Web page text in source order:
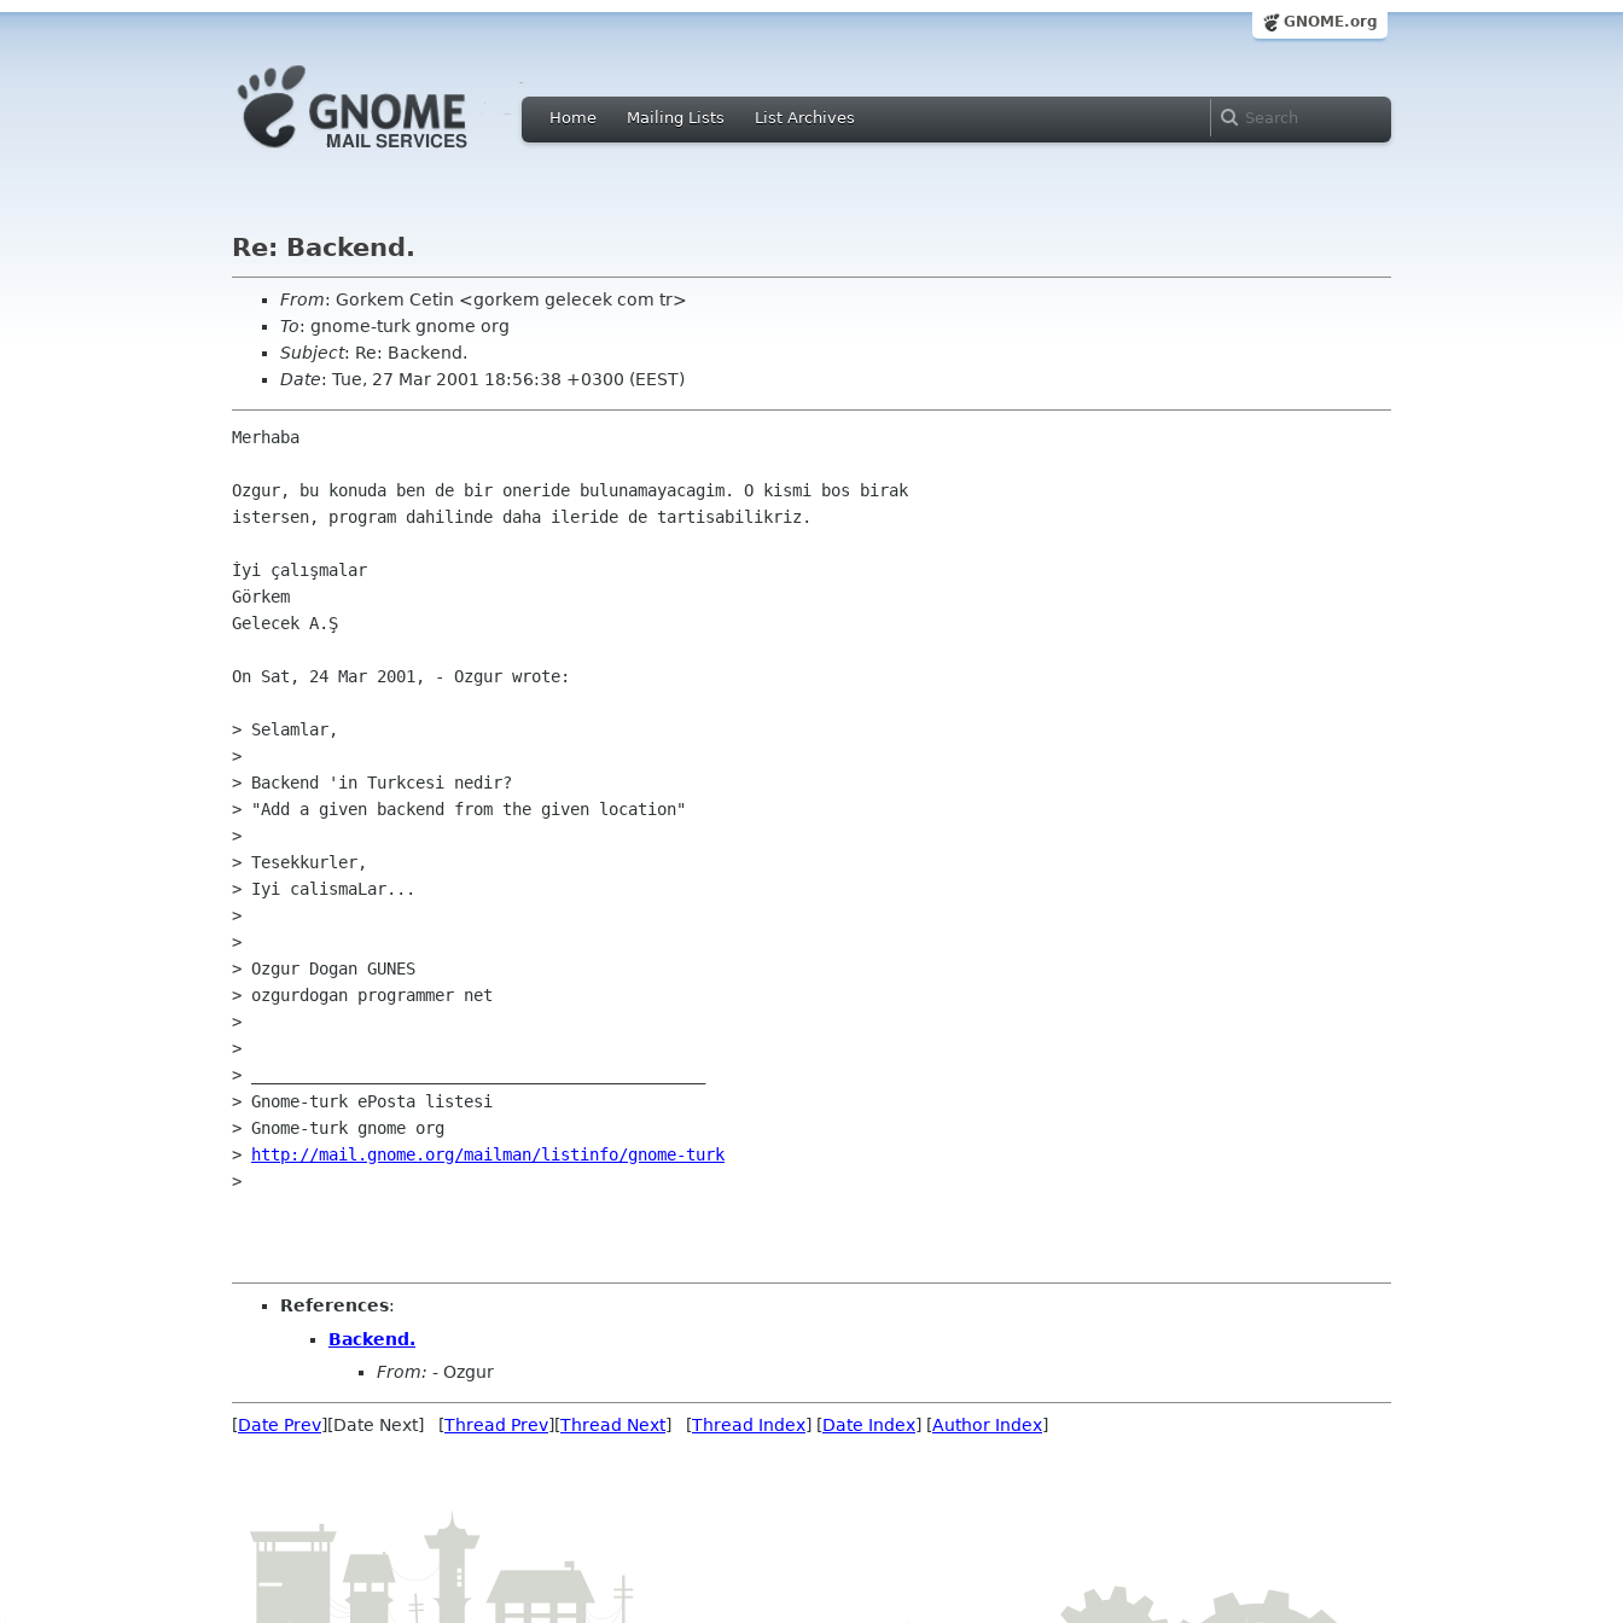
GNOME.org
Home Mailing Lists List Archives
Re: Backend.
From: Gorkem Cetin <gorkem gelecek com tr>
To: gnome-turk gnome org
Subject: Re: Backend.
Date: Tue, 27 Mar 2001 18:56:38 +0300 (EEST)
Merhaba
Ozgur, bu konuda ben de bir oneride bulunamayacagim. O kismi bos birak
istersen, program dahilinde daha ileride de tartisabilikriz.
İyi çalışmalar
Görkem
Gelecek A.Ş
On Sat, 24 Mar 2001, - Ozgur wrote:
> Selamlar,
>
> Backend 'in Turkcesi nedir?
> "Add a given backend from the given location"
>
> Tesekkurler,
> Iyi calismaLar...
>
>
> Ozgur Dogan GUNES
> ozgurdogan programmer net
>
>
> _______________________________________________
> Gnome-turk ePosta listesi
> Gnome-turk gnome org
>
http://mail.gnome.org/mailman/listinfo/gnome-turk
>
References:
Backend.
From: - Ozgur
[Date Prev][Date Next] [Thread Prev][Thread Next] [Thread Index] [Date Index] [Author Index]